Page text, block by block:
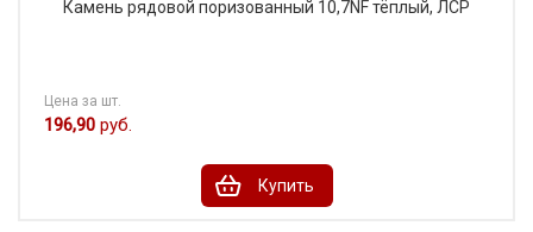
Камень рядовой поризованный 10,7NF тёплый, ЛСР
Цена за шт.
196,90 руб.
Купить